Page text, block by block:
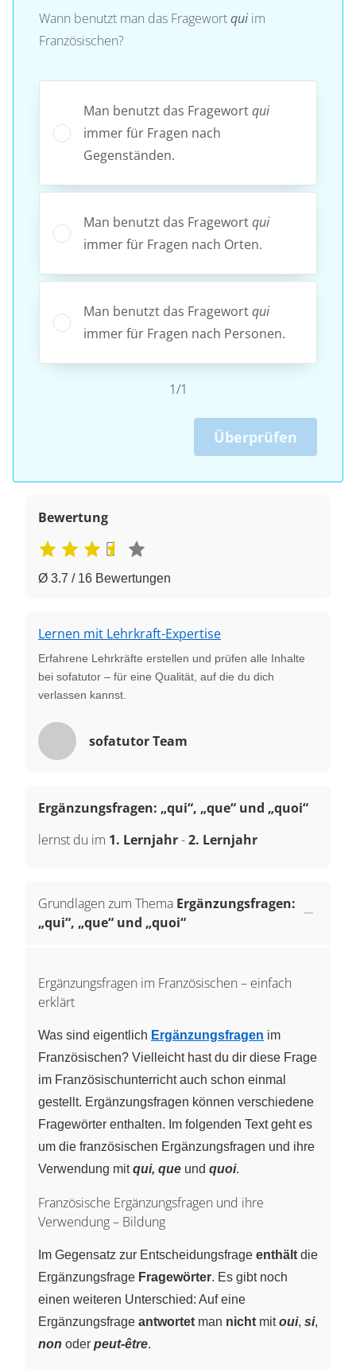
Wann benutzt man das Fragewortqui im
Französischen?
Man benutzt das Fragewortqui
immer für Fragen nach
Gegenständen.
Man benutzt das Fragewortqui
immer für Fragen nach Orten.
Man benutzt das Fragewortqui
immer für Fragen nach Personen.
1/1
Überprüfen
Bewertung
Ø 3.7 / 16 Bewertungen
Lernen mit Lehrkraft-Expertise
Erfahrene Lehrkräfte erstellen und prüfen alle Inhalte
bei sofatutor – für eine Qualität, auf die du dich
verlassen kannst.
sofatutor Team
Ergänzungsfragen: „qui“, „que“ und „quoi“
lernst du im 1. Lernjahr-2. Lernjahr
Grundlagen zum Thema Ergänzungsfragen:
„qui“, „que“ und „quoi“
Ergänzungsfragen im Französischen – einfach
erklärt
Was sind eigentlich Ergänzungsfragen im
Französischen? Vielleicht hast du dir diese Frage
im Französischunterricht auch schon einmal
gestellt. Ergänzungsfragen können verschiedene
Fragewörter enthalten. Im folgenden Text geht es
um die französischen Ergänzungsfragen und ihre
Verwendung mitqui, que und quoi.
Französische Ergänzungsfragen und ihre
Verwendung – Bildung
Im Gegensatz zur Entscheidungsfrage enthält die
Ergänzungsfrage Fragewörter. Es gibt noch
einen weiteren Unterschied: Auf eine
Ergänzungsfrage antwortet man nicht mitoui, si,
non oder peut-être.